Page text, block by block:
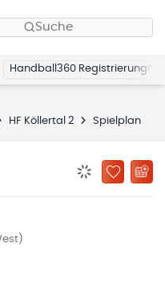
Suche
Handball360 Registrierung
HF Köllertal 2 Spielplan
ZU